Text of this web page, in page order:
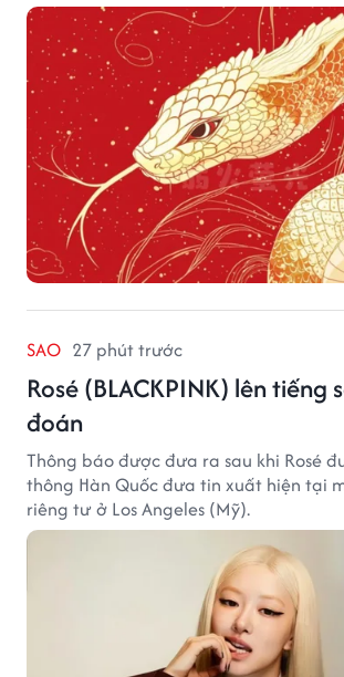
SAO 27 phút trước
Rosé (BLACKPINK) lên tiếng
đoán
Thông báo được đưa ra sau khi Rosé
thông Hàn Quốc đưa tin xuất hiện tại
riêng tư ở Los Angeles (Mỹ).